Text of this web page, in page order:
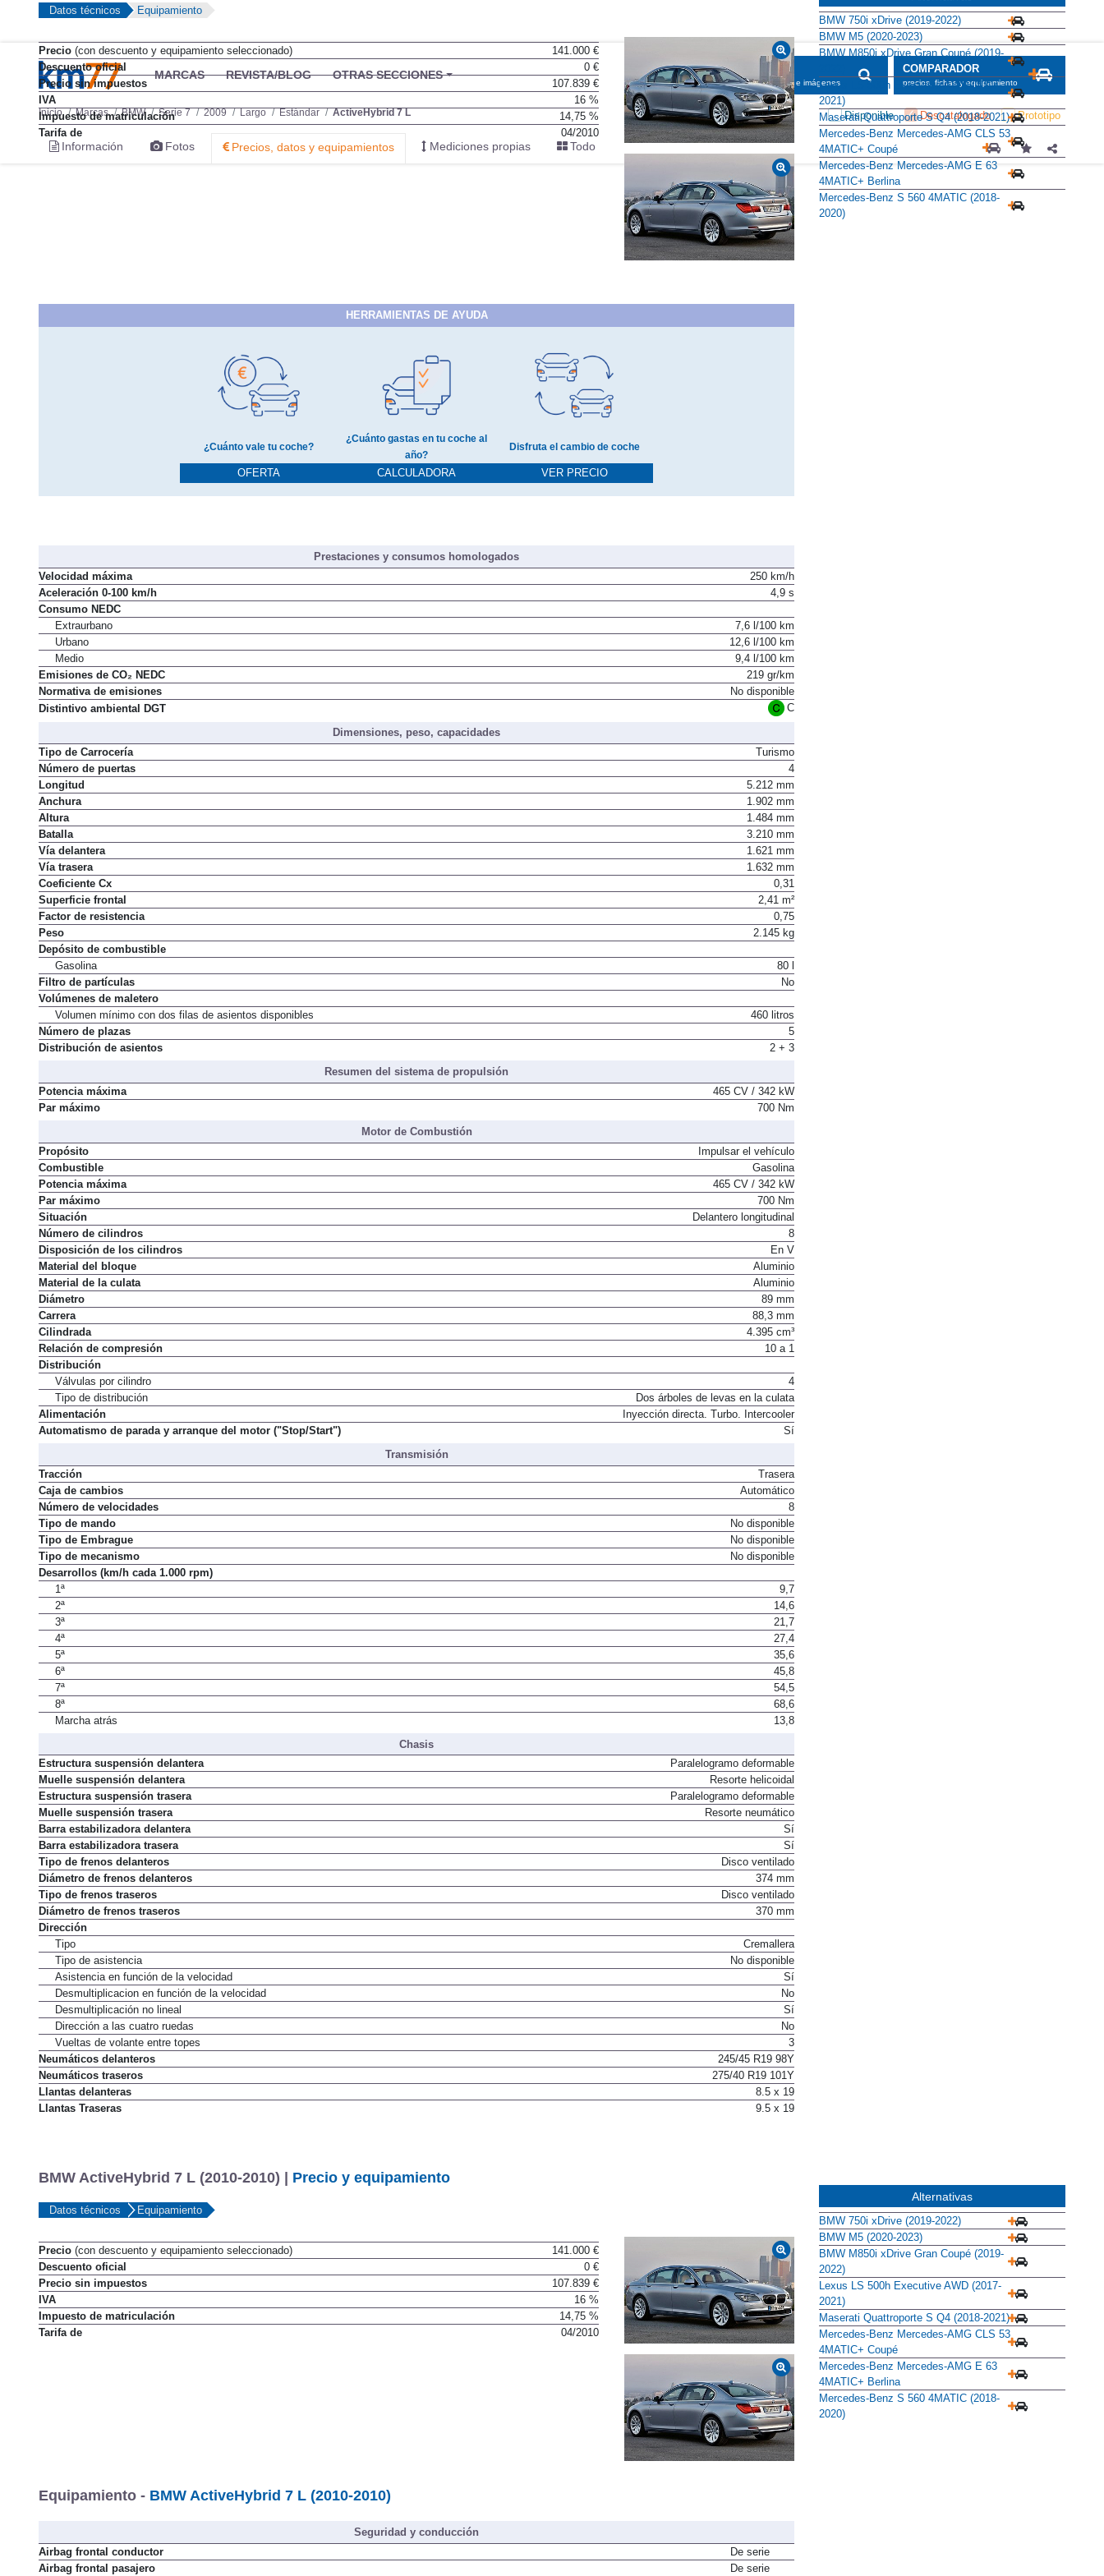
Precio(con descuento y equipamiento seleccionado)
141.000 €
Descuento oficial
0 €
Precio sin impuestos
107.839 €
IVA
16 %
Impuesto de matriculación
14,75 %
Tarifa de
04/2010
HERRAMIENTAS DE AYUDA
OFERTA
¿Cuánto gastas en tu coche al
año?
CALCULADORA VER PRECIO
Prestaciones y consumos homologados
Velocidad máxima
250 km/h
Aceleración 0-100 km/h
Consumo NEDC
Extraurbano
7,6 l/100 km
Urbano
12,6 l/100 km
Medio
9,4 l/100 km
Emisiones de CO₂ NEDC
219 gr/km
Normativa de emisiones
No disponible
Dimensiones, peso, capacidades
Tipo de Carrocería
Turismo
Número de puertas
4
Longitud
5.212 mm
Anchura
1.902 mm
Altura
1.484 mm
Batalla
3.210 mm
Vía delantera
1.621 mm
Vía trasera
1.632 mm
Coeficiente Cx
0,31
Superficie frontal
2,41 m²
Factor de resistencia
0,75
Peso
Depósito de combustible
Gasolina
80 l
Filtro de partículas
Volúmenes de maletero
Volumen mínimo con dos filas de asientos disponibles
460 litros
Número de plazas
5
Resumen del sistema de propulsión
Potencia máxima
465 CV / 342 kW
Motor de Combustión
Propósito
Impulsar el vehículo
Combustible
Gasolina
Potencia máxima
465 CV / 342 kW
Par máximo
700 Nm
Situación
Delantero longitudinal
Número de cilindros
8
Disposición de los cilindros
En V
Material del bloque
Aluminio
Material de la culata
Aluminio
Diámetro
89 mm
Carrera
88,3 mm
Cilindrada
4.395 cm³
Relación de compresión
Distribución
Válvulas por cilindro
4
Tipo de distribución
Dos árboles de levas en la culata
Alimentación
Inyección directa. Turbo. Intercooler
Transmisión
Tracción
Trasera
Caja de cambios
Automático
Número de velocidades
8
Tipo de mando
No disponible
Tipo de Embrague
No disponible
Tipo de mecanismo
Desarrollos (km/h cada 1.000 rpm)
1ª
9,7
2ª
14,6
3ª
21,7
4ª
27,4
5ª
35,6
6ª
45,8
7ª
54,5
8ª
68,6
Chasis
Estructura suspensión delantera
Paralelogramo deformable
Muelle suspensión delantera
Resorte helicoidal
Estructura suspensión trasera
Paralelogramo deformable
Muelle suspensión trasera
Resorte neumático
Barra estabilizadora delantera
Sí
Barra estabilizadora trasera
Sí
Tipo de frenos delanteros
Disco ventilado
Diámetro de frenos delanteros
374 mm
Tipo de frenos traseros
Disco ventilado
Diámetro de frenos traseros
Dirección
Tipo
Cremallera
Tipo de asistencia
No disponible
Asistencia en función de la velocidad
Sí
Desmultiplicacion en función de la velocidad
No
Desmultiplicación no lineal
Sí
Dirección a las cuatro ruedas
No
Vueltas de volante entre topes
3
Neumáticos delanteros
245/45 R19 98Y
Neumáticos traseros
275/40 R19 101Y
Llantas delanteras
8.5 x 19
Alternativas
BMW 750i xDrive (2019-2022)
BMW M5 (2020-2023)
BMW M850i xDrive Gran Coupé (2019-
2022)
Lexus LS 500h Executive AWD (2017-
2021)
Maserati Quattroporte S Q4 (2018-2021)
Mercedes-Benz Mercedes-AMG CLS 53
4MATIC+ Coupé
Mercedes-Benz Mercedes-AMG E 63
4MATIC+ Berlina
Mercedes-Benz S 560 4MATIC (2018-
BMW ActiveHybrid 7 L (2010-2010) | Precio y equipamiento
Precio(con descuento y equipamiento seleccionado)
141.000 €
Descuento oficial
0 €
Precio sin impuestos
107.839 €
IVA
16 %
Impuesto de matriculación
14,75 %
Equipamiento - BMW ActiveHybrid 7 L (2010-2010)
Seguridad y conducción
Airbag frontal conductor
De serie
Alternativas
BMW 750i xDrive (2019-2022)
BMW M5 (2020-2023)
BMW M850i xDrive Gran Coupé (2019-
2022)
Lexus LS 500h Executive AWD (2017-
2021)
Maserati Quattroporte S Q4 (2018-2021)
Mercedes-Benz Mercedes-AMG CLS 53
4MATIC+ Coupé
Mercedes-Benz Mercedes-AMG E 63
4MATIC+ Berlina
Mercedes-Benz S 560 4MATIC (2018-